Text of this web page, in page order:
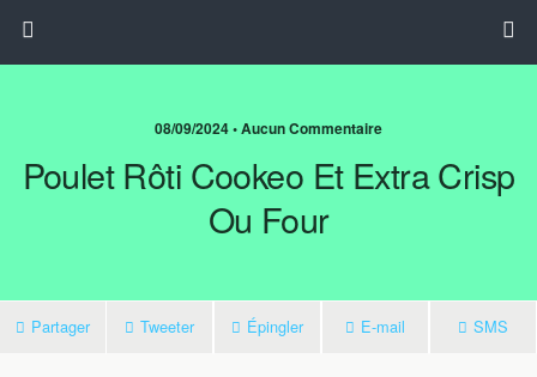
08/09/2024 • Aucun Commentaire
Poulet Rôti Cookeo Et Extra Crisp
Ou Four
Partager Tweeter Épingler E-mail SMS